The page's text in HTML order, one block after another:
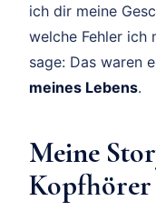
ich dir meine
welche Fehler ich
sage: Das waren
meines Lebens.
Meine
Kopfhörer